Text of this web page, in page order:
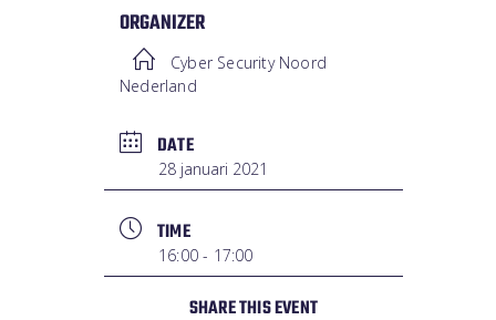
ORGANIZER
Cyber Security Noord
Nederland
DATE
28 januari 2021
TIME
16:00 - 17:00
SHARE THIS EVENT